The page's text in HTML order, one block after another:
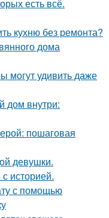
есть всё.
кухню без ремонта?
дома
могут удивить даже
дом внутри:
пошаговая
девушки.
историей.
с помощью